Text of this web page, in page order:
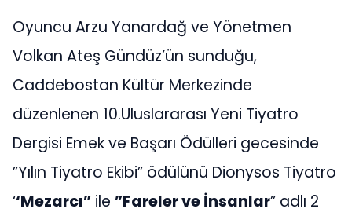
Oyuncu Arzu Yanardağ ve Yönetmen
Volkan Ateş Gündüz’ün sunduğu,
Caddebostan Kültür Merkezinde
düzenlenen 10.Uluslararası Yeni Tiyatro
Dergisi Emek ve Başarı Ödülleri gecesinde
”Yılın Tiyatro Ekibi” ödülünü Dionysos Tiyatro
‘‘Mezarcı” ile ”Fareler ve İnsanlar” adlı 2